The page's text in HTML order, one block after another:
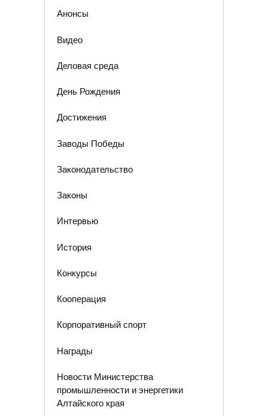
Анонсы
Видео
Деловая среда
День Рождения
Достижения
Заводы Победы
Законодательство
Законы
Интервью
История
Конкурсы
Кооперация
Корпоративный спорт
Награды
Новости Министерства
промышленности и энергетики
Алтайского края